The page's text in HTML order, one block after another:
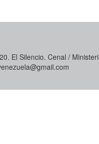
El Silencio. Cenal /